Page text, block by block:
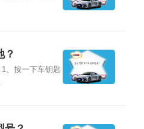
？
、按一下车钥匙